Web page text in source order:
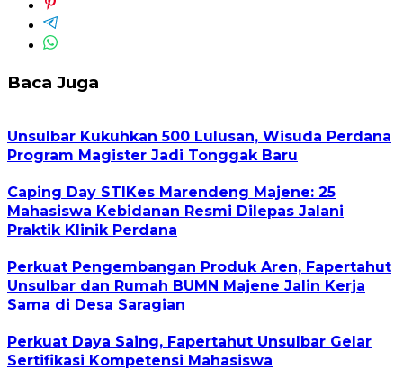
Baca Juga
Unsulbar Kukuhkan 500 Lulusan, Wisuda Perdana
Program Magister Jadi Tonggak Baru
Caping Day STIKes Marendeng Majene: 25
Mahasiswa Kebidanan Resmi Dilepas Jalani
Praktik Klinik Perdana
Perkuat Pengembangan Produk Aren, Fapertahut
Unsulbar dan Rumah BUMN Majene Jalin Kerja
Sama di Desa Saragian
Perkuat Daya Saing, Fapertahut Unsulbar Gelar
Sertifikasi Kompetensi Mahasiswa